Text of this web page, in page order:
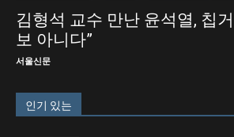
김형석 교수 만난 윤석열, 칩
보 아니다”
서울신문
인기 있는